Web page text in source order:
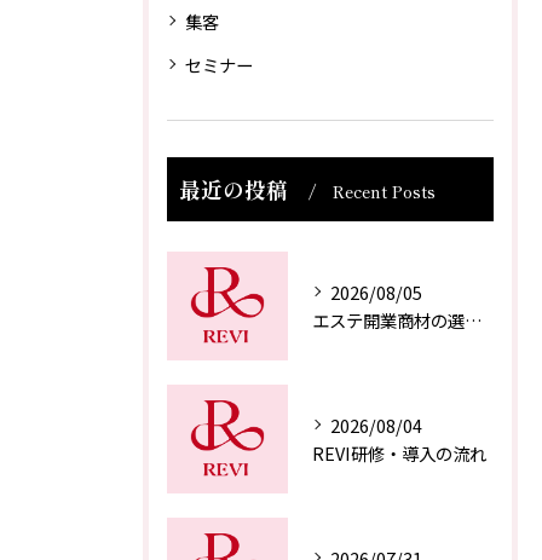
集客
セミナー
最近の投稿 Recent Posts
2026/08/05
エステ開業商材の選び方
2026/08/04
REVI研修・導入の流れ